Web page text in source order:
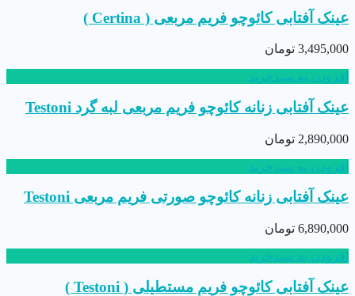
عینک آفتابی کائوچو فریم مربعی ( Certina )
3,495,000 تومان
افزودن به سبدخرید
عینک آفتابی زنانه کائوچو فریم مربعی لبه گرد Testoni
2,890,000 تومان
افزودن به سبدخرید
عینک آفتابی زنانه کائوچو صورتی فریم مربعی Testoni
6,890,000 تومان
افزودن به سبدخرید
عینک آفتابی کائوچو فریم مستطیلی ( Testoni )